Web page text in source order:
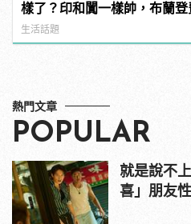
樣了？印和闐一樣帥，布蘭登
發福！
生活話題
熱門文章
POPULAR
就是說不
喜」朋友